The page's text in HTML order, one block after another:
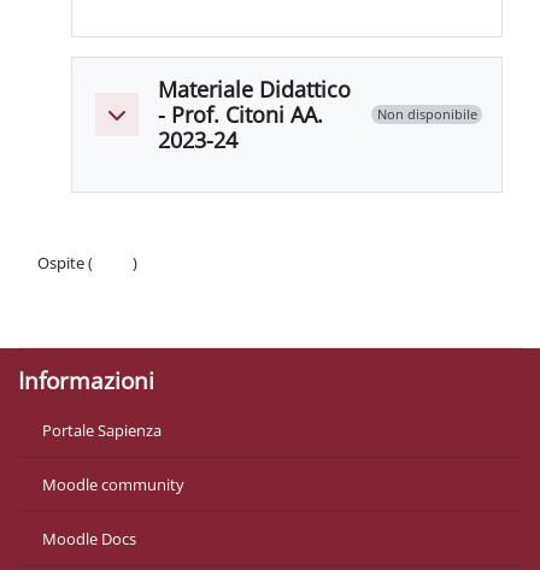
Minimizza
Materiale Didattico
- Prof. Citoni AA.
2023-24
Non disponibile
Ospite (
)
Informazioni
Portale Sapienza
Moodle community
Moodle Docs